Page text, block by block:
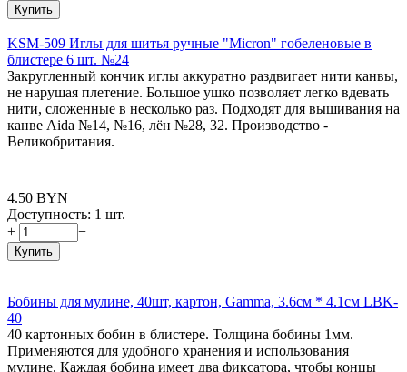
Купить
KSM-509 Иглы для шитья ручные "Micron" гобеленовые в
блистере 6 шт. №24
Закругленный кончик иглы аккуратно раздвигает нити канвы,
не нарушая плетение. Большое ушко позволяет легко вдевать
нити, сложенные в несколько раз. Подходят для вышивания на
канве Aida №14, №16, лён №28, 32. Производство -
Великобритания.
4.50 BYN
Доступность: 1 шт.
+
−
Купить
Бобины для мулине, 40шт, картон, Gamma, 3.6см * 4.1см LBK-
40
40 картонных бобин в блистере. Толщина бобины 1мм.
Применяются для удобного хранения и использования
мулине. Каждая бобина имеет два фиксатора, чтобы концы